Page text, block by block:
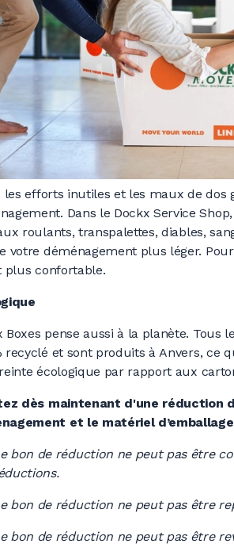
les efforts inutiles et les maux de dos
Dans le Dockx Service
roulants, transpalettes, diables,
votre déménagement plus léger.
plus confortable.
Boxes pense aussi à la planète. Tous
recyclé et sont produits à Anvers, ce
écologique par rapport aux
dès maintenant d'une réduction
et le matériel
bon de réduction ne peut pas être
bon de réduction ne peut pas être
bon de réduction ne peut pas être